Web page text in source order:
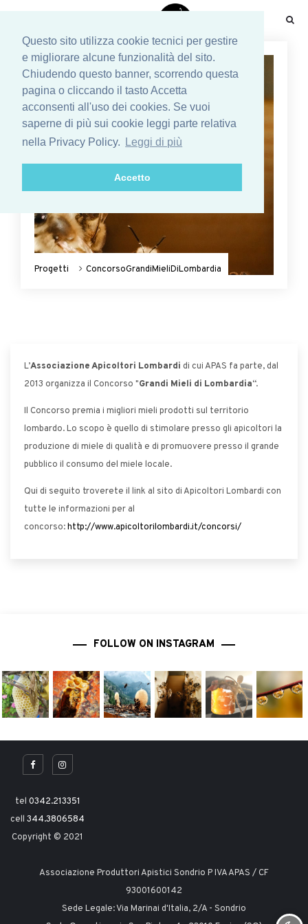
Questo sito utilizza cookie tecnici per gestire
e migliorare alcune funzionalità del sito.
Chiudendo questo banner, scorrendo questa
pagina o cliccando il tasto Accetta
acconsenti all'uso dei cookies. Se vuoi
saperne di più sui cookie leggi parte relativa
nella Privacy Policy.
Leggi di più
Accetto
Progetti ConcorsoGrandiMieliDiLombardia
L’Associazione Apicoltori Lombardi di cui APAS fa parte, dal
2013 organizza il Concorso "Grandi Mieli di Lombardia“.
Il Concorso premia i migliori mieli prodotti sul territorio
lombardo. Lo scopo è quello di stimolare presso gli apicoltori la
produzione di miele di qualità e di promuovere presso il grande
pubblico il consumo del miele locale.
Qui di seguito troverete il link al sito di Apicoltori Lombardi con
tutte le informazioni per al
concorso:http://www.apicoltorilombardi.it/concorsi/
FOLLOW ON INSTAGRAM
tel 0342.213351
cell 344.3806584
Copyright © 2021
Associazione Produttori Apistici Sondrio P IVA APAS / CF
93001600142
Sede Legale: Via Marinai d'Italia, 2/A - Sondrio